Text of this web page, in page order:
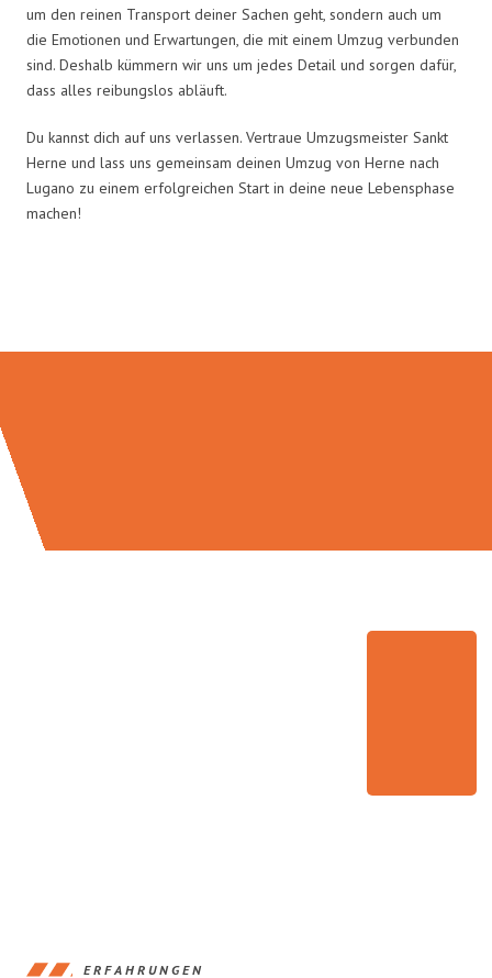
um den reinen Transport deiner Sachen geht, sondern auch um
die Emotionen und Erwartungen, die mit einem Umzug verbunden
sind. Deshalb kümmern wir uns um jedes Detail und sorgen dafür,
dass alles reibungslos abläuft.
Du kannst dich auf uns verlassen. Vertraue Umzugsmeister Sankt
Herne und lass uns gemeinsam deinen Umzug von Herne nach
Lugano zu einem erfolgreichen Start in deine neue Lebensphase
machen!
ERFAHRUNGEN